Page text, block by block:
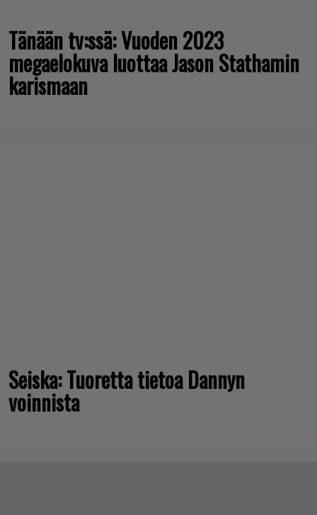
Tänään tv:ssä: Vuoden 2023
megaelokuva luottaa Jason Stathamin
karismaan
Seiska: Tuoretta tietoa Dannyn
voinnista